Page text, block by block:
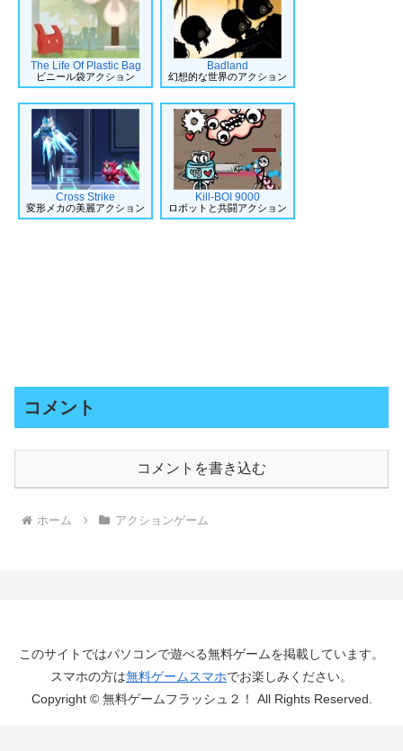
The Life Of Plastic Bag
ビニール袋アクション
Badland
幻想的な世界のアクション
Cross Strike
変形メカの美麗アクション
Kill-BOI 9000
ロボットと共闘アクション
コメント
コメントを書き込む
ホーム アクションゲーム
このサイトではパソコンで遊べる無料ゲームを掲載しています。
スマホの方は無料ゲームスマホでお楽しみください。
Copyright © 無料ゲームフラッシュ２！ All Rights Reserved.